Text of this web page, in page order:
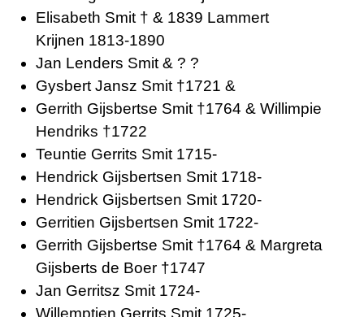
Elisabeth Smit † & 1839 Lammert
Krijnen 1813-1890
Jan Lenders Smit & ? ?
Gysbert Jansz Smit †1721 &
Gerrith Gijsbertse Smit †1764 & Willimpie
Hendriks †1722
Teuntie Gerrits Smit 1715-
Hendrick Gijsbertsen Smit 1718-
Hendrick Gijsbertsen Smit 1720-
Gerritien Gijsbertsen Smit 1722-
Gerrith Gijsbertse Smit †1764 & Margreta
Gijsberts de Boer †1747
Jan Gerritsz Smit 1724-
Willemptien Gerrits Smit 1725-